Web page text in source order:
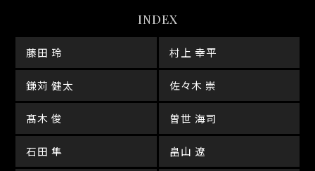
INDEX
藤田 玲 村上 幸平
鎌苅 健太 佐々木 崇
髙木 俊 曽世 海司
石田 隼 畠山 遼